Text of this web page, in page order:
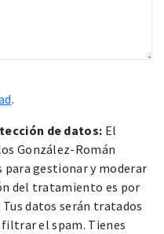
.
de datos: El
González-Román
para gestionar y moderar
del tratamiento es por
datos serán tratados
el spam. Tienes